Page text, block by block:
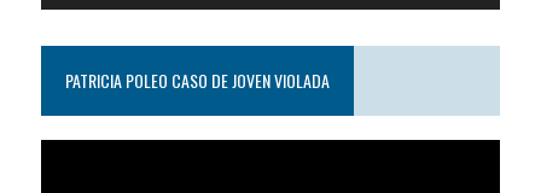
PATRICIA POLEO CASO DE JOVEN VIOLADA